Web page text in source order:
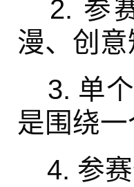
2. 参
漫、创
3. 单
是围绕
4. 参